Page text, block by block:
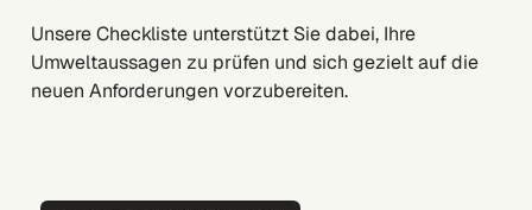
Unsere Checkliste unterstützt Sie dabei, Ihre
Umweltaussagen zu prüfen und sich gezielt auf die
neuen Anforderungen vorzubereiten.